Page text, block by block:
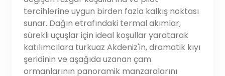
tercihlerine uygun birden fazla kalkış noktası
sunar. Dağın etrafındaki termal akımlar,
sürekli uçuşlar için ideal koşullar yaratarak
katılımcılara turkuaz Akdeniz'in, dramatik kıyı
şeridinin ve aşağıda uzanan çam
ormanlarının panoramik manzaralarını